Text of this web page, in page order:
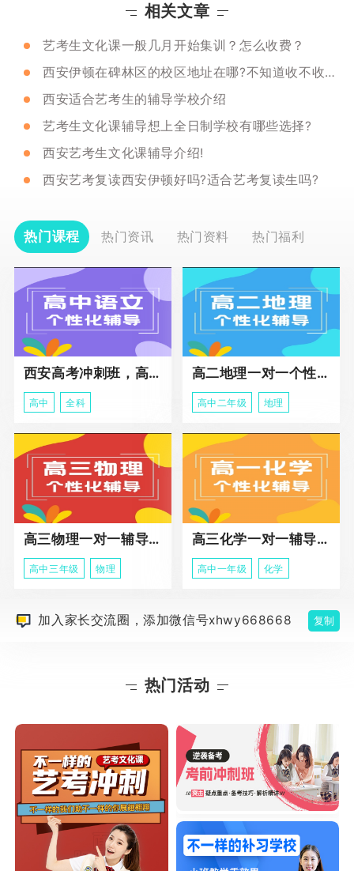
相关文章
艺考生文化课一般几月开始集训？怎么收费？
西安伊顿在碑林区的校区地址在哪?不知道收不收艺考生
西安适合艺考生的辅导学校介绍
艺考生文化课辅导想上全日制学校有哪些选择?
西安艺考生文化课辅导介绍!
西安艺考复读西安伊顿好吗?适合艺考复读生吗?
热门课程 热门资讯 热门资料 热门福利
西安高考冲刺班，高三全科辅导
高中 全科
高二地理一对一个性化冲刺辅导课程
高中二年级 地理
高三物理一对一辅导课程
高中三年级 物理
高三化学一对一辅导课程
高中一年级 化学
加入家长交流圈，添加微信号xhwy668668 复制
热门活动